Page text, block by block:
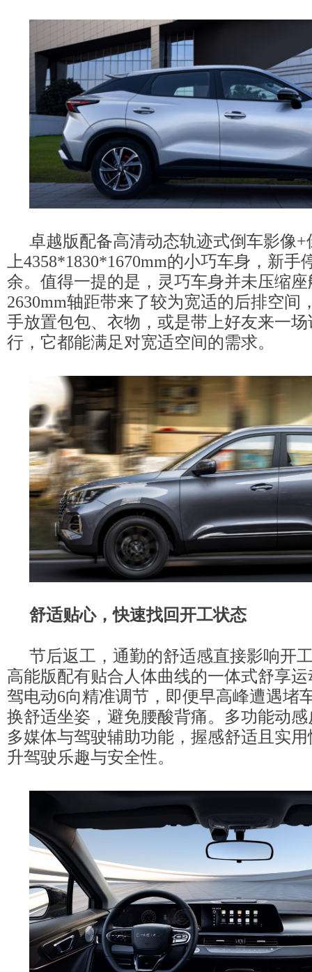
卓越版配备高清动态轨迹式倒车影像
上4358*1830*1670mm的小巧车身，新手
余。值得一提的是，灵巧车身并未压缩
2630mm轴距带来了较为宽适的后排空间
手放置包包、衣物，或是带上好友来一
行，它都能满足对宽适空间的需求。
舒适贴心，快速找回开工状态
节后返工，通勤的舒适感直接影响开
高能版配有贴合人体曲线的一体式舒享
驾电动6向精准调节，即便早高峰遭遇堵
换舒适坐姿，避免腰酸背痛。多功能动
多媒体与驾驶辅助功能，握感舒适且实
升驾驶乐趣与安全性。